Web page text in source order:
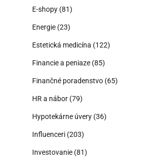
E-shopy (81)
Energie (23)
Estetická medicína (122)
Financie a peniaze (85)
Finančné poradenstvo (65)
HR a nábor (79)
Hypotekárne úvery (36)
Influenceri (203)
Investovanie (81)